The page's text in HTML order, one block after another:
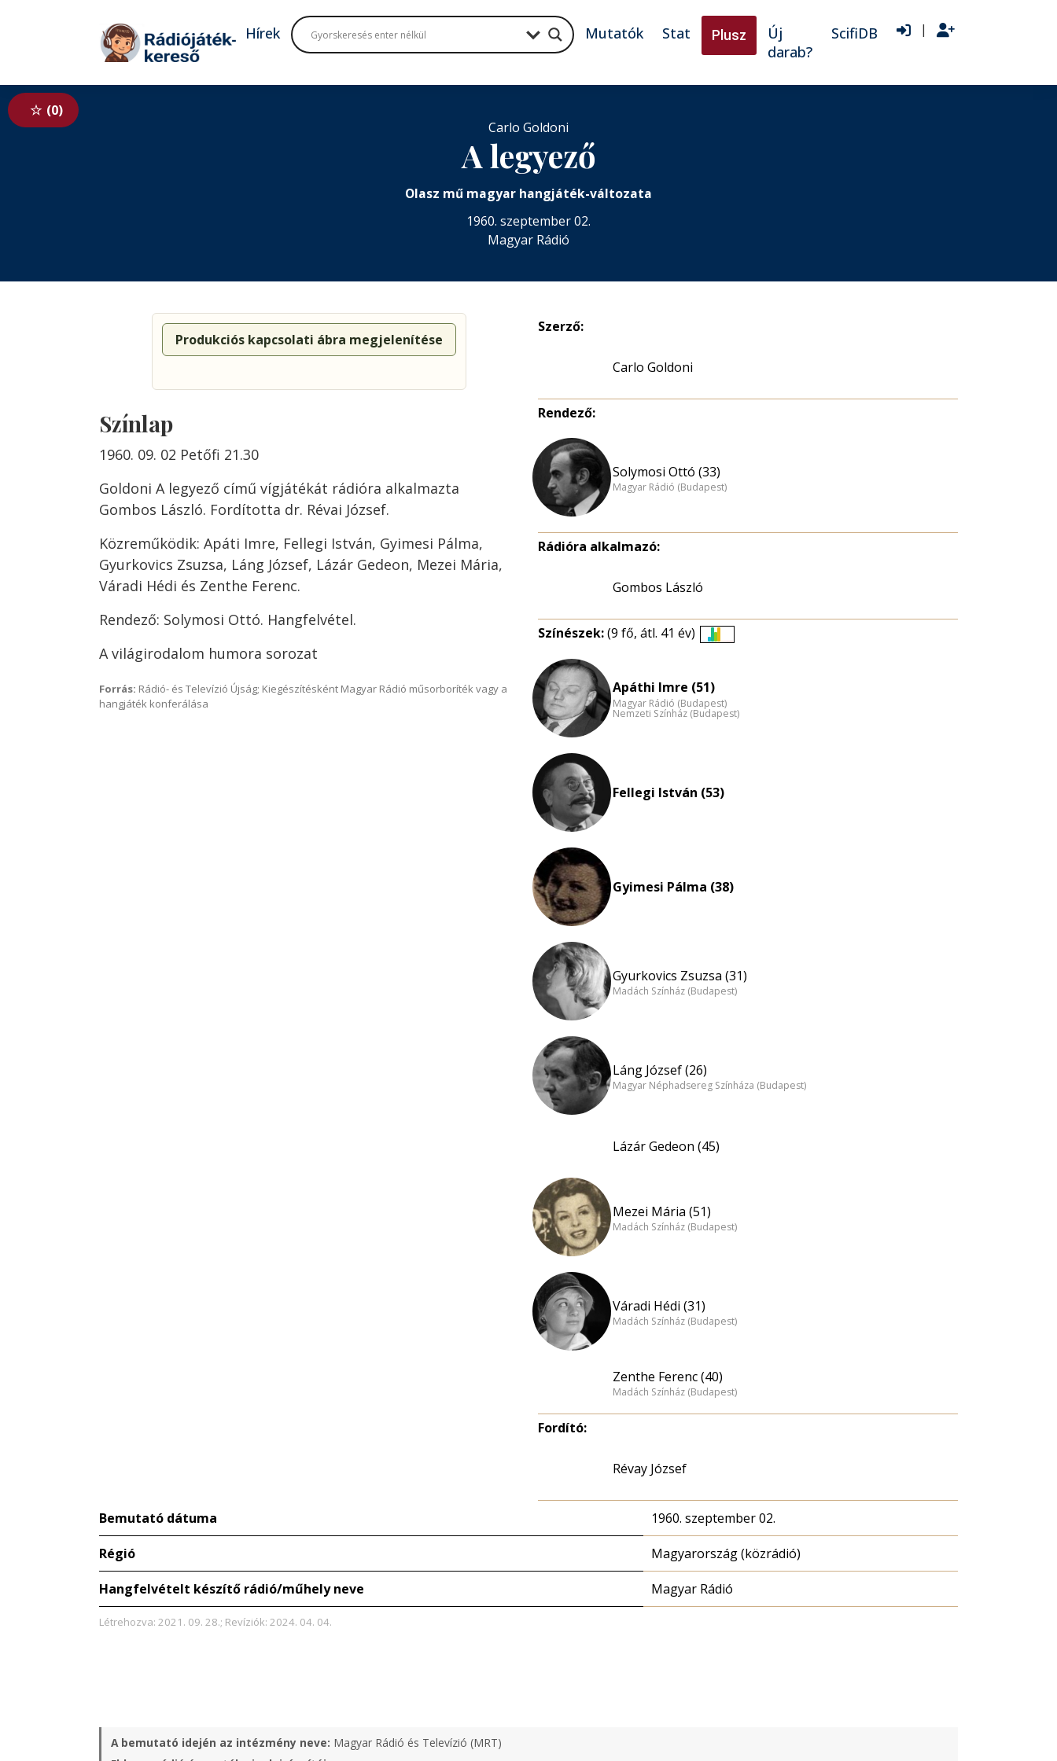
Tovább a tartalomhoz
Hírek Mutatók Stat Plusz
Új
darab?
ScifiDB |
0
Carlo Goldoni
A legyező
Olasz mű magyar hangjáték-változata
1960. szeptember 02.
Magyar Rádió
Produkciós kapcsolati ábra megjelenítése
Színlap
1960. 09. 02 Petőfi 21.30
Goldoni A legyező című vígjátékát rádióra alkalmazta
Gombos László. Fordította dr. Révai József.
Közreműködik: Apáti Imre, Fellegi István, Gyimesi Pálma,
Gyurkovics Zsuzsa, Láng József, Lázár Gedeon, Mezei Mária,
Váradi Hédi és Zenthe Ferenc.
Rendező: Solymosi Ottó. Hangfelvétel.
A világirodalom humora sorozat
Forrás: Rádió- és Televízió Újság; Kiegészítésként Magyar Rádió műsorboríték vagy a
hangjáték konferálása
Szerző:
Carlo Goldoni
Rendező:
Solymosi Ottó (33)
Magyar Rádió (Budapest)
Rádióra alkalmazó:
Gombos László
Színészek:(9 fő, átl. 41 év)
Apáthi Imre (51)
Magyar Rádió (Budapest)
Nemzeti Színház (Budapest)
Fellegi István (53)
Gyimesi Pálma (38)
Gyurkovics Zsuzsa (31)
Madách Színház (Budapest)
Láng József (26)
Magyar Néphadsereg Színháza (Budapest)
Lázár Gedeon (45)
Mezei Mária (51)
Madách Színház (Budapest)
Váradi Hédi (31)
Madách Színház (Budapest)
Zenthe Ferenc (40)
Madách Színház (Budapest)
Fordító:
Révay József
Bemutató dátuma 1960. szeptember 02.
Régió Magyarország (közrádió)
Hangfelvételt készítő rádió/műhely neve Magyar Rádió
Létrehozva: 2021. 09. 28.; Revíziók: 2024. 04. 04.
A bemutató idején az intézmény neve: Magyar Rádió és Televízió (MRT)